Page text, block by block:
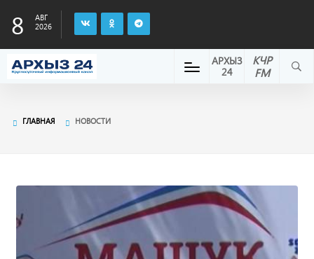
8
АВГ
2026
КЧР
FM
АРХЫЗ
24
ГЛАВНАЯ НОВОСТИ